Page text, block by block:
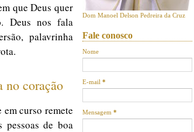
que Deus quer
Deus nos fala
palavrinha
no coração
curso remete
de boa
Dom Manoel Delson Pedreira da Cruz
Fale conosco
Nome
E-mail *
Mensagem *